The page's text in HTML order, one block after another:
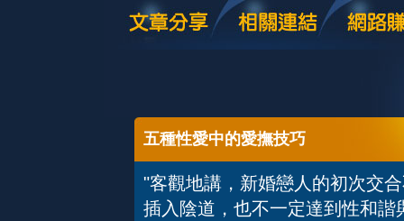
五種性愛中的愛撫技巧
"客觀地講，新婚戀人的初次交
插入陰道，也不一定達到性和